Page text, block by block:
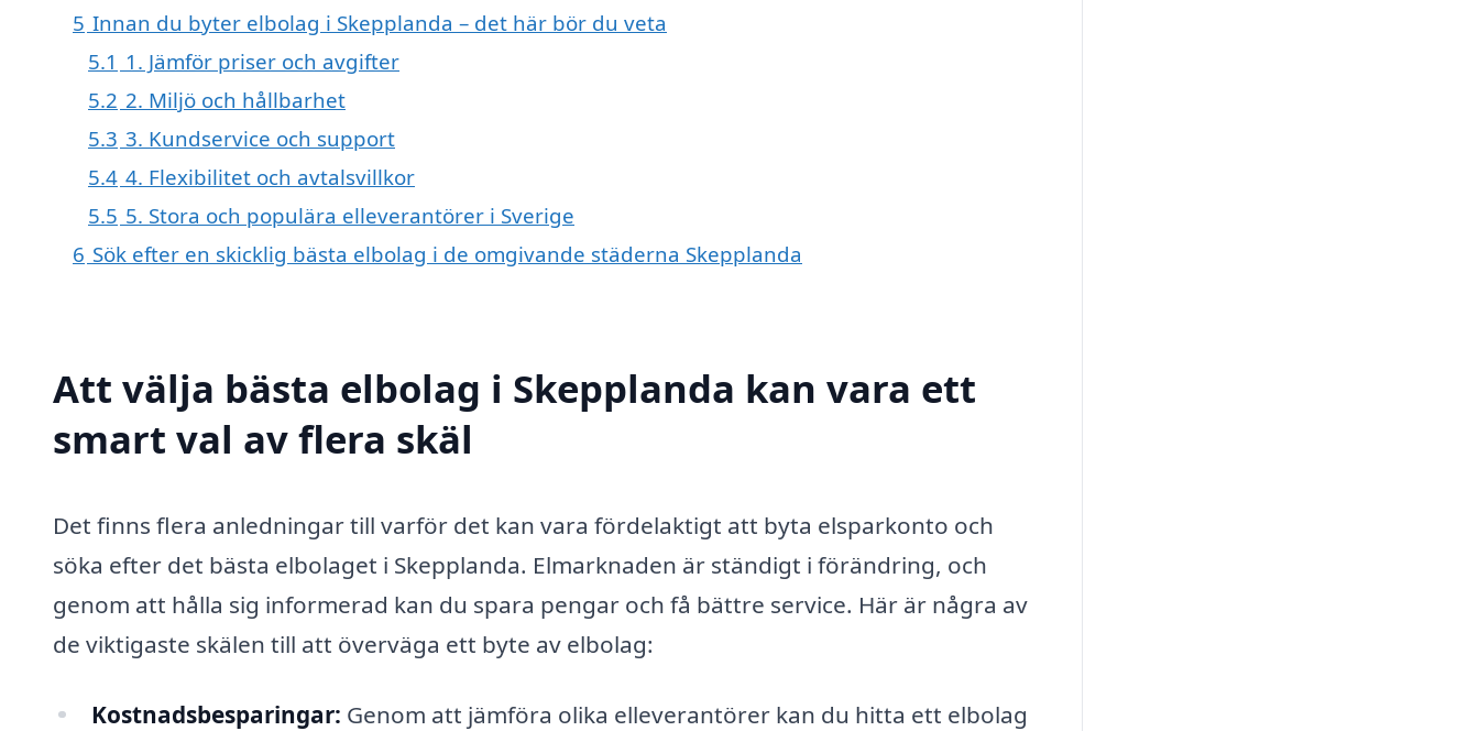
5 Innan du byter elbolag i Skepplanda – det här bör du veta
5.1 1. Jämför priser och avgifter
5.2 2. Miljö och hållbarhet
5.3 3. Kundservice och support
5.4 4. Flexibilitet och avtalsvillkor
5.5 5. Stora och populära elleverantörer i Sverige
6 Sök efter en skicklig bästa elbolag i de omgivande städerna Skepplanda
Att välja bästa elbolag i Skepplanda kan vara ett
smart val av flera skäl
Det finns flera anledningar till varför det kan vara fördelaktigt att byta elsparkonto och
söka efter det bästa elbolaget i Skepplanda. Elmarknaden är ständigt i förändring, och
genom att hålla sig informerad kan du spara pengar och få bättre service. Här är några av
de viktigaste skälen till att överväga ett byte av elbolag:
Kostnadsbesparingar: Genom att jämföra olika elleverantörer kan du hitta ett elbolag